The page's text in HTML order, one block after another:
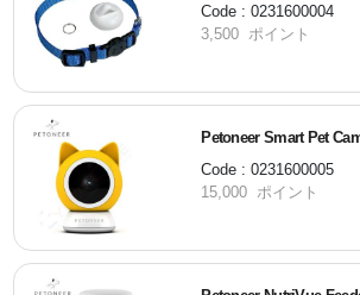
Code : 0231600004
3,500 ポイント
Petoneer Smart Pet
Code : 0231600005
15,000 ポイント